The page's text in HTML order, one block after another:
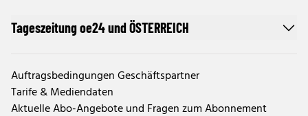
Tageszeitung oe24 und ÖSTERREICH
Auftragsbedingungen Geschäftspartner
Tarife & Mediendaten
Aktuelle Abo-Angebote und Fragen zum Abonnement